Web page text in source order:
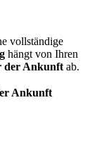
vollständige
hängt von Ihren
der Ankunft ab.
Ankunft